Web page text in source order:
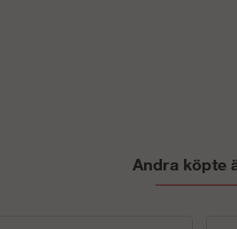
Andra köpte